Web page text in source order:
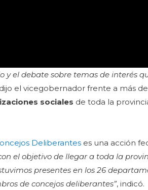
y el debate sobre temas de interés
el vicegobernador frente a más de
sociales de toda la
Deliberantes es una acción
el objetivo de llegar a toda la
presentes en los 26
de concejos deliberantes”, indicó.